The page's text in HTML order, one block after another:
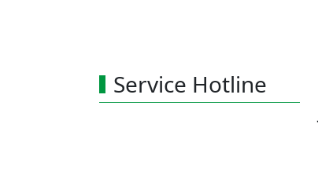
Service Hotline